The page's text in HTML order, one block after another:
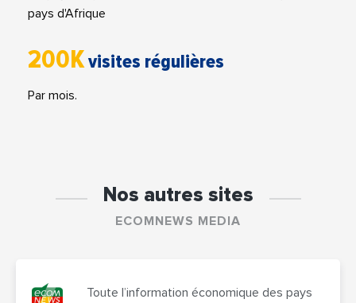
pays d'Afrique
200Kvisites régulières
Par mois.
Nos autres sites
ECOMNEWS MEDIA
Toute l’information économique des pays
Décidez comment Google utilise
vos données